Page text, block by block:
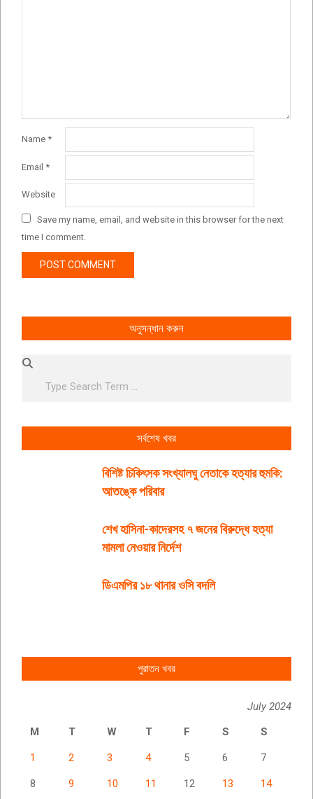
Name *
Email *
Website
Save my name, email, and website in this browser for the next
time I comment.
অনুসন্ধান করুন
Search
সর্বশেষ খবর
বিশিষ্ট চিকিৎসক সংখ্যালঘু নেতাকে হত্যার হুমকি:
আতঙ্কে পরিবার
শেখ হাসিনা-কাদেরসহ ৭ জনের বিরুদ্ধে হত্যা
মামলা নেওয়ার নির্দেশ
ডিএমপির ১৮ থানার ওসি বদলি
পুরাতন খবর
July 2024
M
T W T F S S
1 2 3 4 5 6 7
8 9 10 11 12 13 14